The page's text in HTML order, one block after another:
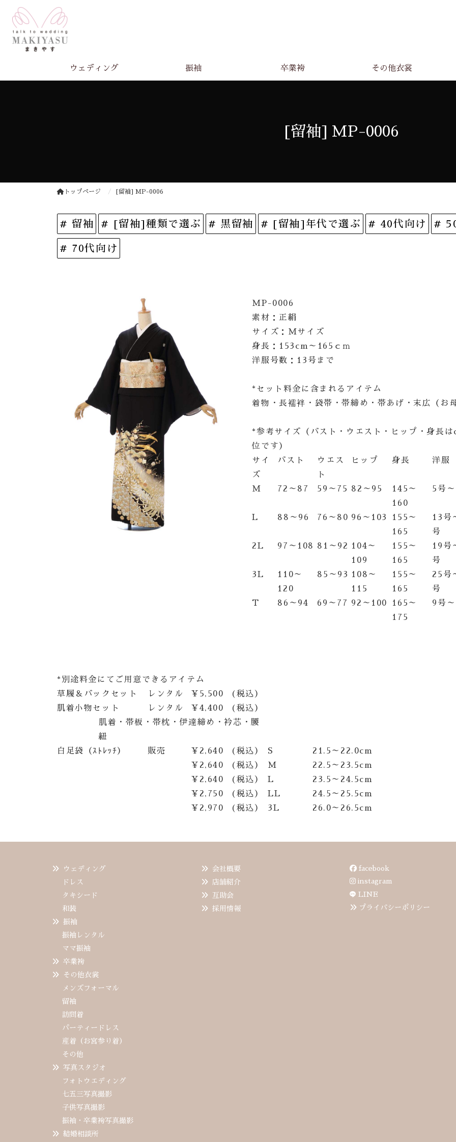
ウェディング 振袖 卒業袴 その他衣裳
[留袖] MP-0006
トップページ [留袖] MP-0006
# 留袖 # [留袖]種類で選ぶ # 黒留袖 # [留袖]年代で選ぶ # 40代向け #
# 70代向け
MP-0006
素材：正絹
サイズ：Mサイズ
身長：153cm～165ｃｍ
洋服号数：13号まで
*セット料金に含まれるアイテム
着物・長襦袢・袋帯・帯締め・帯あげ・末広（お
*参考サイズ（バスト・ウエスト・ヒップ・身長は
位です）
サイ
ズ
バスト
ウエス
ト
ヒップ 身長 洋服
M 72～87 59～75 82～95
145～
160
5号
L 88～96 76～80 96～103
155～
165
13号
号
2L
97～108 81～92
104～
109
155～
165
19号
号
3L
110～
120
85～93
108～
115
155～
165
25号
号
T
86～94 69～77 92～100
165～
175
9号
*別途料金にてご用意できるアイテム
草履＆バックセット
レンタル ¥5,500
(税込）
肌着小物セット
レンタル ¥4,400
(税込）
肌着・帯板・帯枕・伊達締め・衿芯・腰
紐
白足袋（ｽﾄﾚｯﾁ）
販売 ¥2,640 (税込） S
21.5～22.0cm
¥2,640
(税込） M
22.5～23.5cm
¥2,640
(税込） L
23.5～24.5cm
¥2,750
(税込） LL
24.5～25.5cm
¥2,970
(税込） 3L 26.0～26.5cm
ウェディング
ドレス
タキシード
和装
振袖
振袖レンタル
ママ振袖
卒業袴
その他衣裳
メンズフォーマル
留袖
訪問着
パーティードレス
産着（お宮参り着）
その他
写真スタジオ
フォトウエディング
七五三写真撮影
子供写真撮影
振袖・卒業袴写真撮影
結婚相談所
会社概要
店舗紹介
互助会
採用情報
facebook
instagram
LINE
プライバシーポリシー